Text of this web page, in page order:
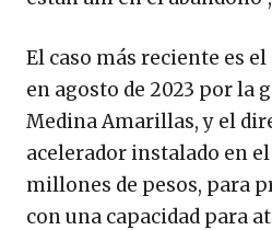
El caso más reciente es
en agosto de 2023 por la
Medina Amarillas, y el
acelerador instalado en
millones de pesos, para
con una capacidad para